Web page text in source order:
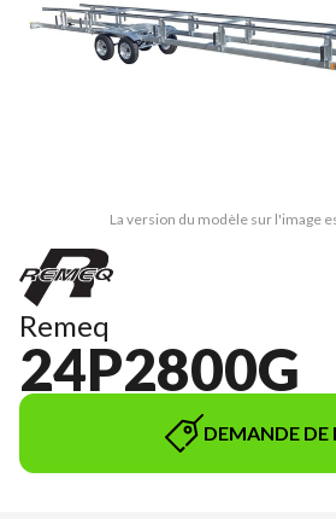
La version du modèle sur l'image
Remeq
24P2800G
DEMANDE DE